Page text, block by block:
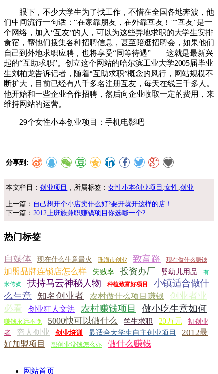
眼下，不少大学生为了找工作，不惜在全国各地奔波，他
们中间流行一句话：“在家靠朋友，在外靠互友！”“互友”是一
个网络，加入“互友”的人，可以为这些异地求职的大学生安排
食宿，帮他们搜集各种招聘信息，甚至陪逛招聘会，如果他们
自己到外地求职应聘，也将享受“同等待遇”——这就是最新兴
起的“互助求职”。创立这个网站的哈尔滨工业大学2005届毕业
生刘柏龙告诉记者，随着“互助求职”概念的风行，网站规模不
断扩大，目前已经有八千多名注册互友，每天在线三千多人。
他开始和一些企业合作招聘，然后向企业收取一定的费用，来
维持网站的运营。
29个女性小本创业项目：手机电影吧
分享到:
本文栏目：创业项目 ，所属标签：女性小本创业项目 ,女性 ,创业
上一篇： 自己想开个小店卖什么好?要开就开这样的店！
下一篇： 2012上班族兼职赚钱项目你选哪一个?
热门标签
自媒体 现在什么生意最火 珠海市创业 致富路 现在做什么赚钱
加盟品牌连锁店怎么样 失败率 投资办厂 婴幼儿用品
有
米传媒
扶持马云神秘人物 种植致富好项目
小镇适合做什
么生意
知名创业者 农村做什么项目赚钱
创业者业
必看
创业狂人文洪 农村赚钱项目 做小吃生意如何
赚钱永远不晚 5000快可以做什么 学生求职 20万元
初创业
者
穷人创业 创业培训 最适合大学生自主创业项目
2012最
好加盟项目
想创业没钱怎么办 做什么赚钱
网站首页